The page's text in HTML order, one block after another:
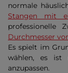
normale
Stangen mit
professionelle
Durchmesser
Es spielt im
wählen, es ist
anzupassen.